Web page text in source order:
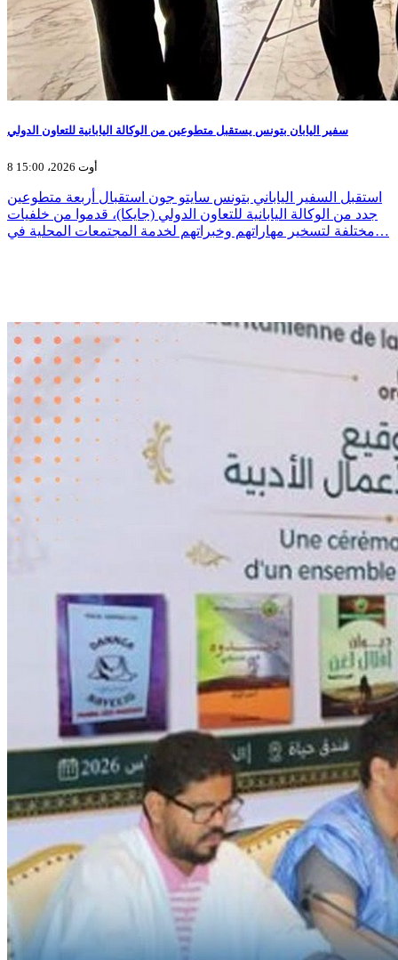
سفير اليابان بتونس يستقبل متطوعين من الوكالة اليابانية للتعاون الدولي
8 أوت 2026، 15:00
استقبل السفير الياباني بتونس سايتو جون استقبال أربعة متطوعين
جدد من الوكالة اليابانية للتعاون الدولي (جايكا)، قدموا من خلفيات
مختلفة لتسخير مهاراتهم وخبراتهم لخدمة المجتمعات المحلية في…